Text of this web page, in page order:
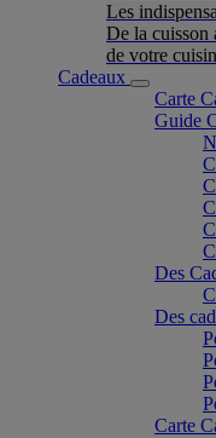
Les
De la cuisson
de votre
Cadeaux
Carte
Guide
Des
Des
Carte